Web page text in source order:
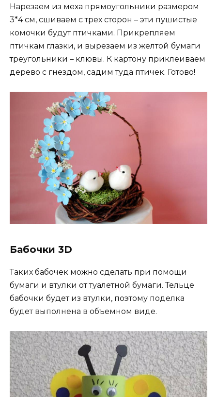
Нарезаем из меха прямоугольники размером
3*4 см, сшиваем с трех сторон – эти пушистые
комочки будут птичками. Прикрепляем
птичкам глазки, и вырезаем из желтой бумаги
треугольники – клювы. К картону приклеиваем
дерево с гнездом, садим туда птичек. Готово!
Бабочки 3D
Таких бабочек можно сделать при помощи
бумаги и втулки от туалетной бумаги. Тельце
бабочки будет из втулки, поэтому поделка
будет выполнена в объемном виде.